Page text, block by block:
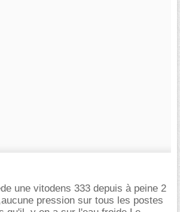
une vitodens 333 depuis à peine 2
pression sur tous les postes